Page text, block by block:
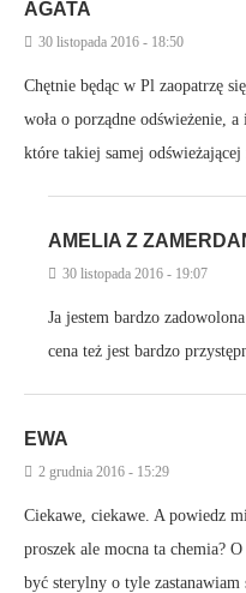
AGATA
30 listopada 2016 - 18:50
Chętnie będąc w Pl zaopatrzę
woła o porządne odświeżenie,
które takiej samej
AMELIA Z
30 listopada 2016 - 19:07
Ja jestem bardzo
cena też jest bardzo
EWA
2 grudnia 2016 - 15:29
Ciekawe, ciekawe. A powiedz
proszek ale mocna ta chemia?
być sterylny o tyle